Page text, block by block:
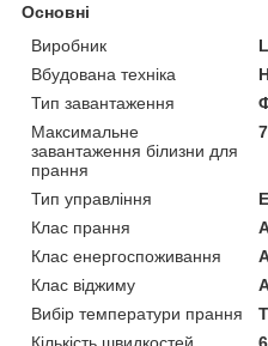
Основні
Виробник
Вбудована техніка
Тип завантаження
Максимальне
завантаження білизни для
прання
Тип управління
Клас прання
Клас енергоспоживання
Клас віджиму
Вибір температури прання
Кількість швидкостей
6